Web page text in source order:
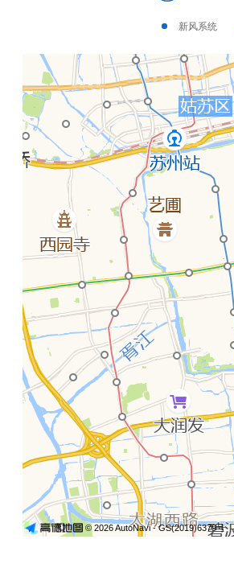
新风系统
© 2026 AutoNavi- GS(2019)6379号